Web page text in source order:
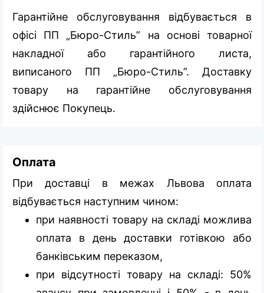
Гарантійне обслуговування відбувається в
офісі ПП „Бюро-Стиль” на основі товарної
накладної або гарантійного листа,
виписаного ПП „Бюро-Стиль”. Доставку
товару на гарантійне обслуговування
здійснює Покупець.
Оплата
При доставці в межах Львова оплата
відбувається наступним чином:
при наявності товару на складі можлива
оплата в день доставки готівкою або
банківським переказом,
при відсутності товару на складі: 50%